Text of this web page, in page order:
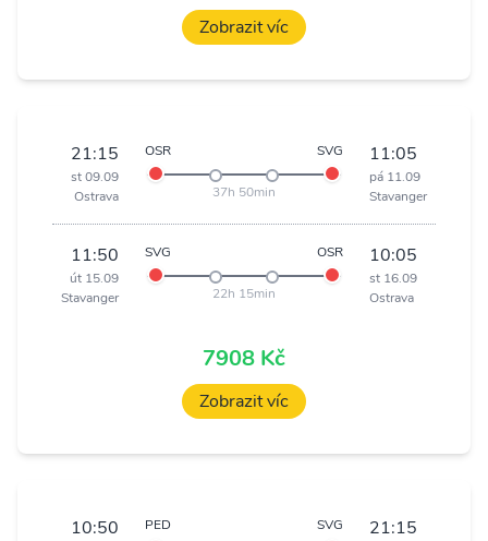
Zobrazit víc
21:15
st 09.09
Ostrava
OSR SVG
37h 50min
11:05
pá 11.09
Stavanger
11:50
út 15.09
Stavanger
SVG OSR
22h 15min
10:05
st 16.09
Ostrava
7908 Kč
Zobrazit víc
10:50 PED SVG 21:15